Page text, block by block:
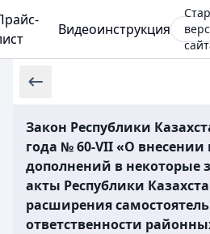
Видеоинструкция
Закон Республики
года № 60-VII «О
дополнений в некоторые
акты Республики
расширения
ответственности